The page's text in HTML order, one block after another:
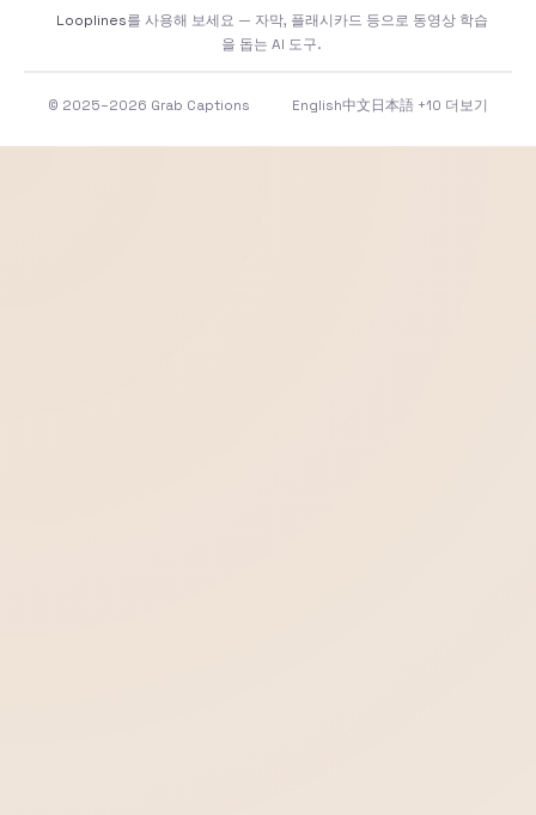
Looplines를 사용해 보세요 — 자막, 플래시카드 등으로 동영상 학습
을 돕는 AI 도구.
© 2025–2026 Grab Captions English中文 日本語 +10 더보기